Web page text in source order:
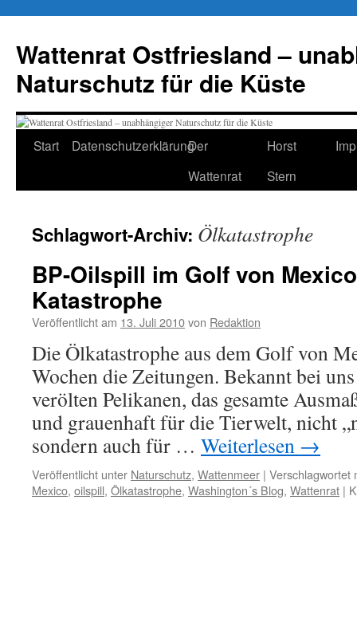
springen
Wattenrat Ostfriesland –
Naturschutz für die Küste
Start DatenschutzerklärungDer
Wattenrat
Horst
Stern
Schlagwort-Archiv: Ölkatastrophe
BP-Oilspill im Golf von
Katastrophe
Veröffentlicht am 13. Juli 2010von Redaktion
Die Ölkatastrophe aus dem Golf von
Wochen die Zeitungen. Bekannt bei
verölten Pelikanen, das gesamte
und grauenhaft für die Tierwelt, nicht
sondern auch für … Weiterlesen →
Veröffentlicht unter Naturschutz, Wattenmeer | Verschlagwortet
Mexico, oilspill, Ölkatastrophe, Washington´s Blog, Wattenrat |